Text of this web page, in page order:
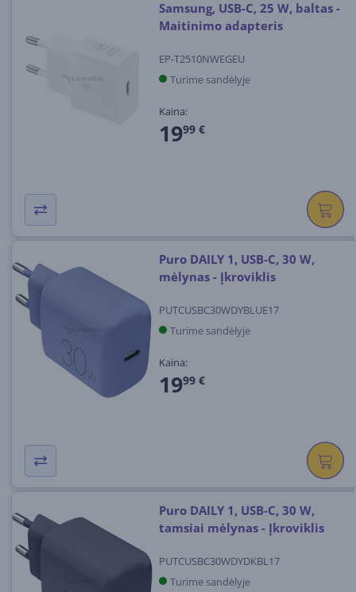
Samsung, USB-C, 25 W, baltas -
Maitinimo adapteris
EP-T2510NWEGEU
Turime sandėlyje
Kaina:
1999 €
Puro DAILY 1, USB-C, 30 W,
mėlynas - Įkroviklis
PUTCUSBC30WDYBLUE17
Turime sandėlyje
Kaina:
1999 €
Puro DAILY 1, USB-C, 30 W,
tamsiai mėlynas - Įkroviklis
PUTCUSBC30WDYDKBL17
Turime sandėlyje